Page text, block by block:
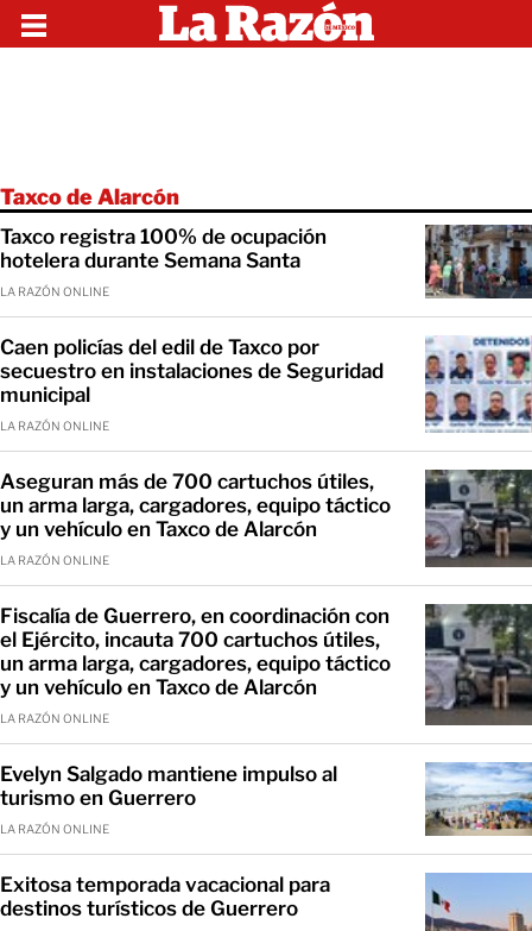
Taxco de Alarcón
Taxco registra 100% de ocupación
hotelera durante Semana Santa
LA RAZÓN ONLINE
Caen policías del edil de Taxco por
secuestro en instalaciones de Seguridad
municipal
LA RAZÓN ONLINE
Aseguran más de 700 cartuchos útiles,
un arma larga, cargadores, equipo táctico
y un vehículo en Taxco de Alarcón
LA RAZÓN ONLINE
Fiscalía de Guerrero, en coordinación con
el Ejército, incauta 700 cartuchos útiles,
un arma larga, cargadores, equipo táctico
y un vehículo en Taxco de Alarcón
LA RAZÓN ONLINE
Evelyn Salgado mantiene impulso al
turismo en Guerrero
LA RAZÓN ONLINE
Exitosa temporada vacacional para
destinos turísticos de Guerrero